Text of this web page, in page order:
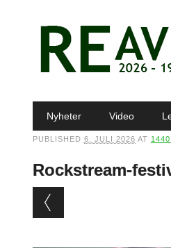
Main menu
Nyheter Video
PUBLISHED 6. JULI 2026 AT
Rockstream-